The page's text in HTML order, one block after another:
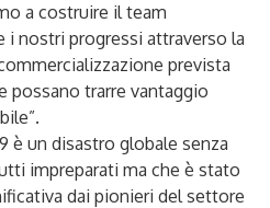
a costruire il team
i nostri progressi attraverso la
prevista
possano trarre vantaggio
è un disastro globale senza
impreparati ma che è stato
dai pionieri del settore